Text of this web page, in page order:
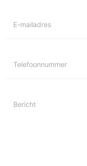
E-mailadres
Telefoonnummer
Bericht